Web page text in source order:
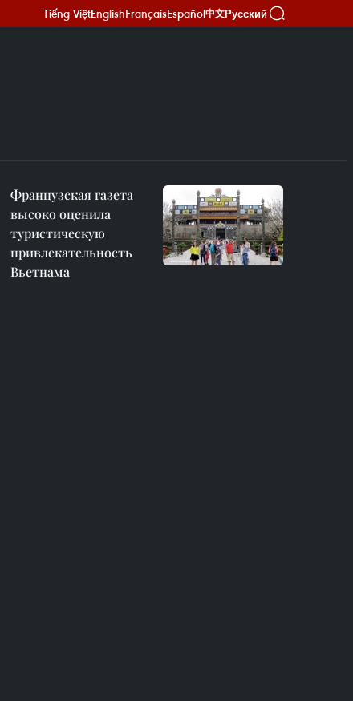
Tiếng ViệtEnglishFrançaisEspañol中文Русский
Французская газета
высоко оценила
туристическую
привлекательность
Вьетнама